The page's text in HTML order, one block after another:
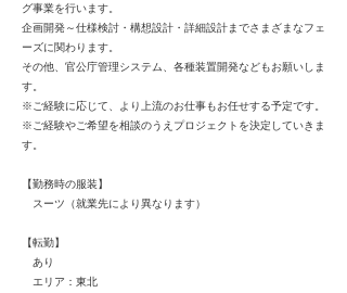
グ事業を行います。
企画開発～仕様検討・構想設計・詳細設計までさまざまなフェ
ーズに関わります。
その他、官公庁管理システム、各種装置開発などもお願いしま
す。
※ご経験に応じて、より上流のお仕事もお任せする予定です。
※ご経験やご希望を相談のうえプロジェクトを決定していきま
す。
【勤務時の服装】
スーツ（就業先により異なります）
【転勤】
あり
エリア：東北